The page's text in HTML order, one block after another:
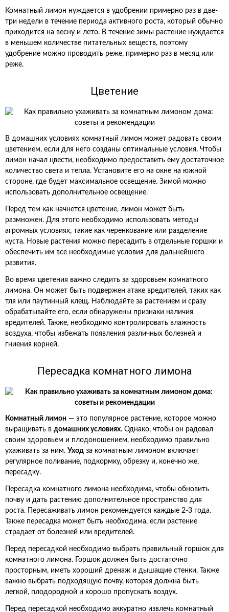
Комнатный лимон нуждается в удобрении примерно раз в две-
три недели в течение периода активного роста, который обычно
приходится на весну и лето. В течение зимы растение нуждается
в меньшем количестве питательных веществ, поэтому
удобрение можно проводить реже, примерно раз в месяц или
реже.
Цветение
В домашних условиях комнатный лимон может радовать своим
цветением, если для него созданы оптимальные условия. Чтобы
лимон начал цвести, необходимо предоставить ему достаточное
количество света и тепла. Установите его на окне на южной
стороне, где будет максимальное освещение. Зимой можно
использовать дополнительное освещение.
Перед тем как начнется цветение, лимон может быть
размножен. Для этого необходимо использовать методы
агромных условиях, такие как черенкование или разделение
куста. Новые растения можно пересадить в отдельные горшки и
обеспечить им все необходимые условия для дальнейшего
развития.
Во время цветения важно следить за здоровьем комнатного
лимона. Он может быть подвержен атаке вредителей, таких как
тля или паутинный клещ. Наблюдайте за растением и сразу
обрабатывайте его, если обнаружены признаки наличия
вредителей. Также, необходимо контролировать влажность
воздуха, чтобы избежать появления различных болезней и
гниения корней.
Пересадка комнатного лимона
Комнатный лимон — это популярное растение, которое можно
выращивать в домашних условиях. Однако, чтобы он радовал
своим здоровьем и плодоношением, необходимо правильно
ухаживать за ним. Уход за комнатным лимоном включает
регулярное поливание, подкормку, обрезку и, конечно же,
пересадку.
Пересадка комнатного лимона необходима, чтобы обновить
почву и дать растению дополнительное пространство для
роста. Пересаживать лимон рекомендуется каждые 2-3 года.
Также пересадка может быть необходима, если растение
страдает от болезней или вредителей.
Перед пересадкой необходимо выбрать правильный горшок для
комнатного лимона. Горшок должен быть достаточно
просторным, иметь хороший дренаж и дышащие стенки. Также
важно выбрать подходящую почву, которая должна быть
легкой, плодородной и хорошо пропускать воздух.
Перед пересадкой необходимо аккуратно извлечь комнатный